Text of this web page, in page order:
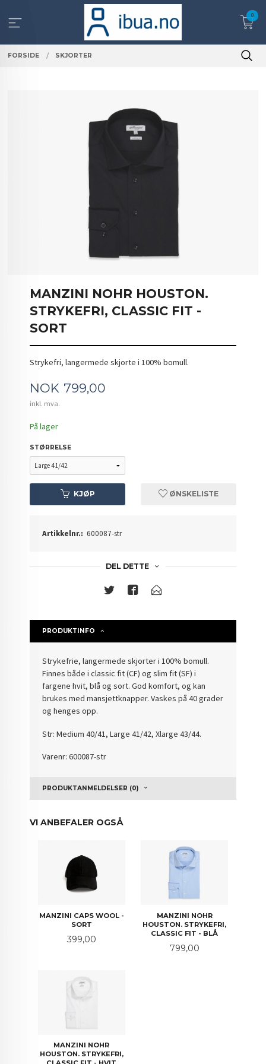
innholdet
0
FORSIDE SKJORTER
MANZINI NOHR HOUSTON.
STRYKEFRI, CLASSIC FIT -
SORT
Strykefri, langermede skjorte i 100% bomull.
Pris
NOK 799,00
inkl. mva.
På lager
STØRRELSE
KJØP ØNSKELISTE
Artikkelnr.: 600087-str
DEL DETTE
PRODUKTINFO
Strykefrie, langermede skjorter i 100% bomull.
Finnes både i classic fit (CF) og slim fit (SF) i
fargene hvit, blå og sort. God komfort, og kan
brukes med mansjettknapper. Vaskes på 40 grader
og henges opp.
Str: Medium 40/41, Large 41/42, Xlarge 43/44.
Varenr: 600087-str
PRODUKTANMELDELSER (0)
VI ANBEFALER OGSÅ
MANZINI CAPS WOOL -
SORT
Pris
399,00
MANZINI NOHR
HOUSTON. STRYKEFRI,
CLASSIC FIT - BLÅ
Pris
799,00
MANZINI NOHR
HOUSTON. STRYKEFRI,